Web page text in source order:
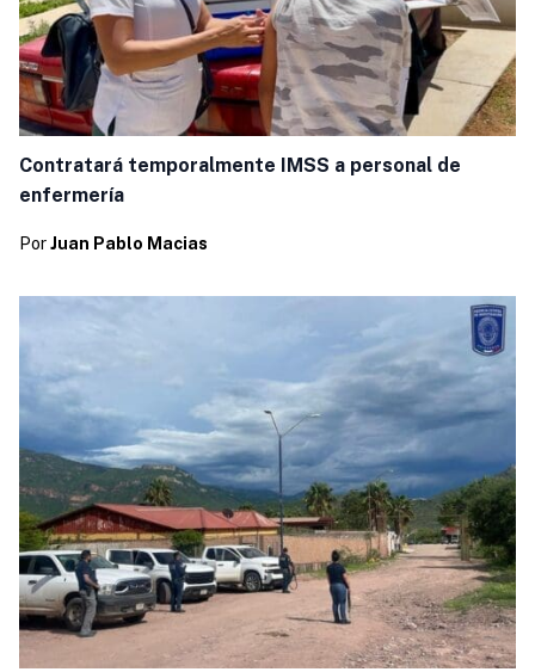
Contratará temporalmente IMSS a personal de
enfermería
Por Juan Pablo Macias